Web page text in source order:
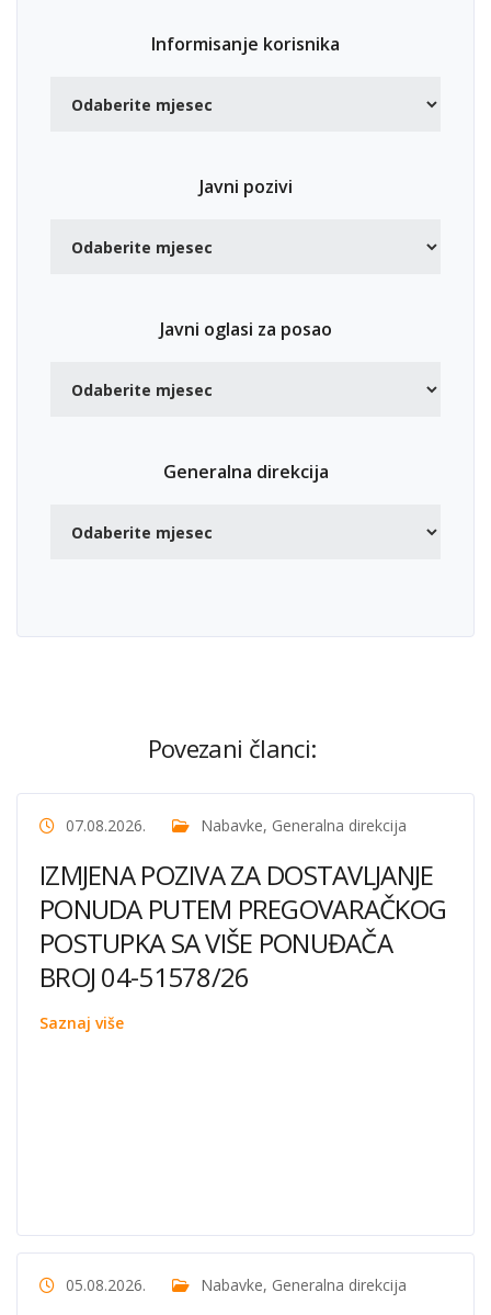
Informisanje korisnika
Javni pozivi
Javni oglasi za posao
Generalna direkcija
Povezani članci:
07.08.2026. Nabavke, Generalna direkcija
IZMJENA POZIVA ZA DOSTAVLJANJE
PONUDA PUTEM PREGOVARAČKOG
POSTUPKA SA VIŠE PONUĐAČA
BROJ 04-51578/26
Saznaj više
05.08.2026. Nabavke, Generalna direkcija